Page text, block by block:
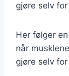
gjøre selv
Her følger
når
gjøre selv